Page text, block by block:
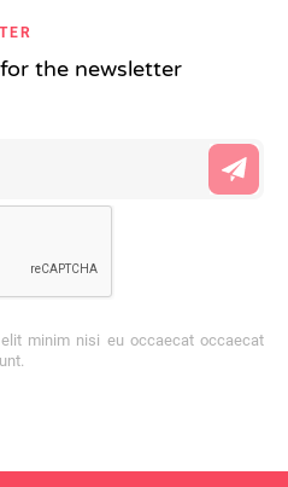
the newsletter
minim nisi eu occaecat occaecat